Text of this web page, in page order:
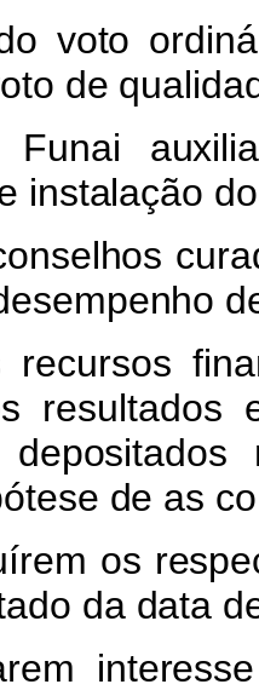
voto
de
instalação
de as
os
da data